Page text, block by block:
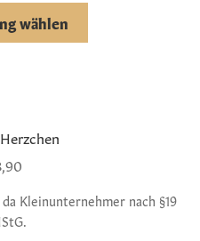
wählen
Kleinunternehmer nach §19